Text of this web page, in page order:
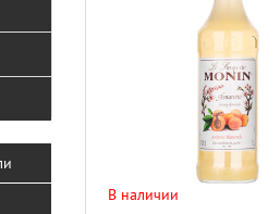
В наличии